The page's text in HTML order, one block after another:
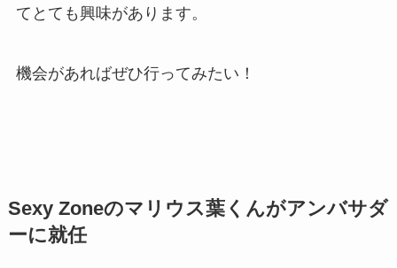
てとても興味があります。
機会があればぜひ行ってみたい！
Sexy Zoneのマリウス葉くんがアンバサダ
ーに就任